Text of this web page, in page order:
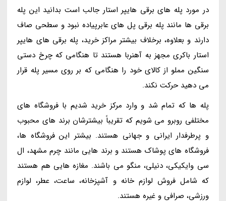
در مورد پله های برقی هایپر استار جالب است بدانید این پله
برقی ها مانند پله برقی پل های عابرپیاده نبود و سطحی صاف
دارند و بعلاوه، برخلاف بیشتر مراکز خرید، پله برقی های هایپر
استار باکری مجهز به آهنربا هستند تا هنگامی که چرخ دستی
سنگین مملو از کالای خود را هنگامی که بر روی مسیر پله قرار
می دهید حرکت نکند.
پله ها که تمام شد و وارد مرکز خرید شدیم با فروشگاه های
مختلفی روبرو می شویم که تقریباً بیشترشان برند های محبوب
و پرطرفدار ایرانی و جهانی هستند. بیشتر این فروشگاه ها،
فروشگاه های پوشاک هستند و برند هایی مانند چرم مشهد، ال
سی وایکیکی، دنیلی، منگو می باشند. مغازه هایی هم هستند
که شامل فروش لوازم خانه و آشپزخانه، ساعت، عطر، لوازم
ورزشی، صرافی و غیره هستند.